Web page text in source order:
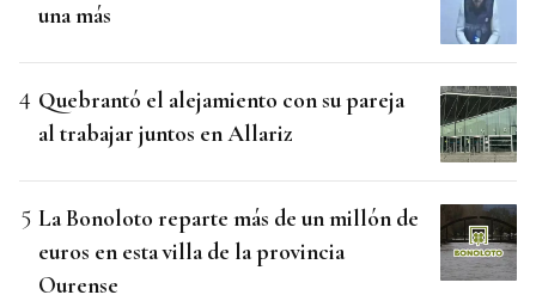
una más
Quebrantó el alejamiento con su pareja
al trabajar juntos en Allariz
La Bonoloto reparte más de un millón de
euros en esta villa de la provincia
Ourense